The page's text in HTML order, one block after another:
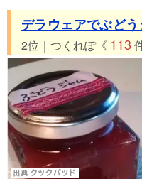
デラウェアでぶどう
2位｜つくれぽ《 113